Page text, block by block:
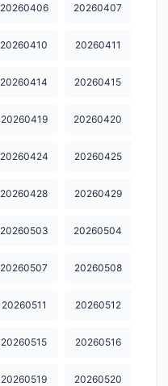
20260406 20260407
20260410 20260411
20260414 20260415
20260419 20260420
20260424 20260425
20260428 20260429
20260503 20260504
20260507 20260508
20260511 20260512
20260515 20260516
20260519 20260520